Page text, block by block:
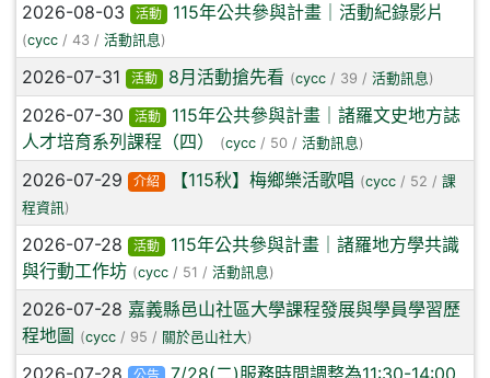
2026-08-03 活動 115年公共參與計畫｜活動紀錄影片
(cycc / 43 / 活動訊息)
2026-07-31 活動 8月活動搶先看 (cycc/ 39 / 活動訊息)
2026-07-30 活動
115年公共參與計畫｜諸羅文史地方誌
人才培育系列課程（四）
(cycc / 50 / 活動訊息)
2026-07-29 介紹 【115秋】梅鄉樂活歌唱 (cycc/ 52 / 課
程資訊)
2026-07-28 活動
115年公共參與計畫｜諸羅地方學共識
與行動工作坊 (cycc / 51 / 活動訊息)
2026-07-28 嘉義縣邑山社區大學課程發展與學員學習歷
程地圖 (cycc / 95 / 關於邑山社大)
2026-07-28 7/28(二)服務時間調整為11:30-14:00